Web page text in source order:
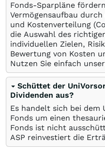
Fonds-Sparpläne
Vermögensaufbau
und Kostenverteilung
die Auswahl des
individuellen Zielen,
Bewertung von Kosten
Nutzen Sie einfach
Schüttet der
Dividenden aus?
Es handelt sich bei dem
Fonds um einen
Fonds ist nicht
ASP reinvestiert die